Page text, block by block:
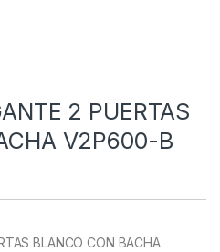
2 PUERTAS
V2P600-B
BLANCO CON BACHA